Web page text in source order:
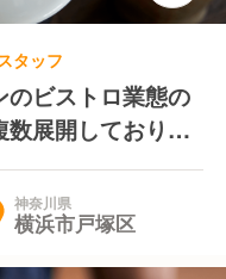
タッフ
のビストロ業態の
展開しておりま
ランも明確で家
神奈川県
横浜市戸塚区